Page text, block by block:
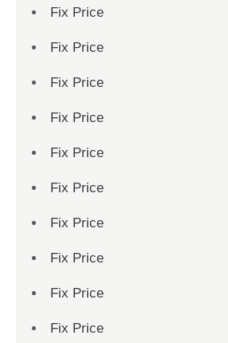
Fix Price
Fix Price
Fix Price
Fix Price
Fix Price
Fix Price
Fix Price
Fix Price
Fix Price
Fix Price